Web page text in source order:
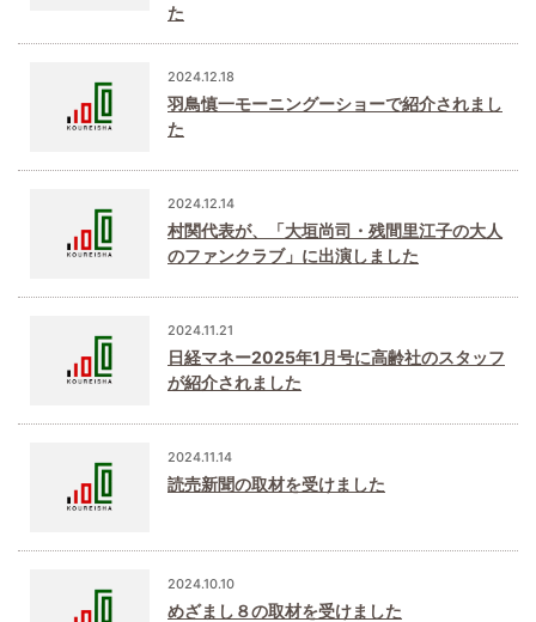
た
2024.12.18
羽鳥慎一モーニングーショーで紹介されまし
た
2024.12.14
村関代表が、「大垣尚司・残間里江子の大人
のファンクラブ」に出演しました
2024.11.21
日経マネー2025年1月号に高齢社のスタッフ
が紹介されました
2024.11.14
読売新聞の取材を受けました
2024.10.10
めざまし８の取材を受けました